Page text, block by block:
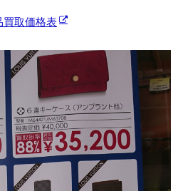
買取価格表